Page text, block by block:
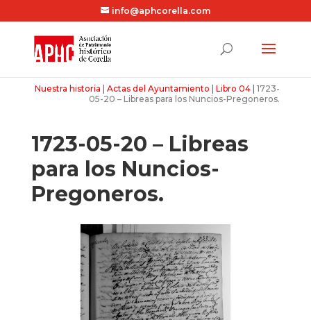
info@aphcorella.com
Nuestra historia |Actas del Ayuntamiento |Libro 04 |1723-
05-20 – Libreas para los Nuncios-Pregoneros.
1723-05-20 – Libreas
para los Nuncios-
Pregoneros.